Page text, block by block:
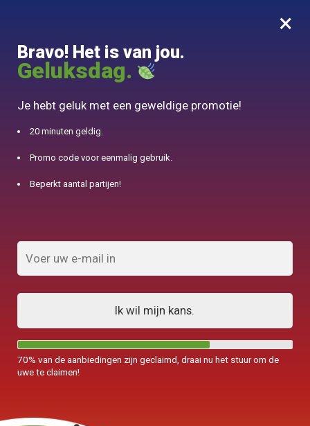
0
10% aangeboden voor 50€ aankopen met DJINN-code10
×
Bravo! Het is van jou.
Geluksdag.
Je hebt geluk met een geweldige promotie!
20 minuten geldig.
Promo code voor eenmalig gebruik.
Beperkt aantal partijen!
Ik wil mijn kans.
70% van de aanbiedingen zijn geclaimd, draai nu het stuur om de
uwe te claimen!